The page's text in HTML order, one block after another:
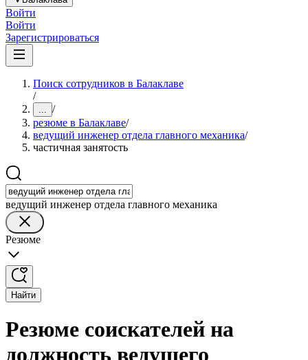
Войти
Войти
Зарегистрироваться
Поиск сотрудников в Балаклаве
/
... /
резюме в Балаклаве/
ведущий инженер отдела главного механика/
частичная занятость
ведущий инженер отдела главного механика
Резюме
Найти
Резюме соискателей на
должность ведущего